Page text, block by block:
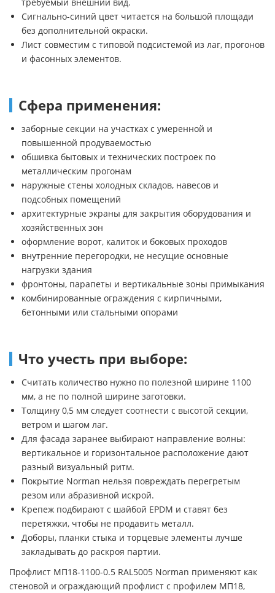
Сигнально-синий цвет читается на большой площади
без дополнительной окраски.
Лист совместим с типовой подсистемой из лаг, прогонов
и фасонных элементов.
Сфера применения:
заборные секции на участках с умеренной и
повышенной продуваемостью
обшивка бытовых и технических построек по
металлическим прогонам
наружные стены холодных складов, навесов и
подсобных помещений
архитектурные экраны для закрытия оборудования и
хозяйственных зон
оформление ворот, калиток и боковых проходов
внутренние перегородки, не несущие основные
нагрузки здания
фронтоны, парапеты и вертикальные зоны примыкания
комбинированные ограждения с кирпичными,
бетонными или стальными опорами
Что учесть при выборе:
Считать количество нужно по полезной ширине 1100
мм, а не по полной ширине заготовки.
Толщину 0,5 мм следует соотнести с высотой секции,
ветром и шагом лаг.
Для фасада заранее выбирают направление волны:
вертикальное и горизонтальное расположение дают
разный визуальный ритм.
Покрытие Norman нельзя повреждать перегретым
резом или абразивной искрой.
Крепеж подбирают с шайбой EPDM и ставят без
перетяжки, чтобы не продавить металл.
Доборы, планки стыка и торцевые элементы лучше
закладывать до раскроя партии.
Профлист МП18-1100-0.5 RAL5005 Norman применяют как
стеновой и ограждающий профлист с профилем МП18,